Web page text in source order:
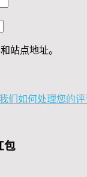
站点地址。
们如何处理您的
包